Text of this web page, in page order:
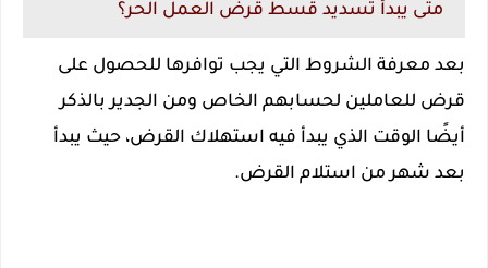
متى يبدأ تسديد قسط قرض العمل الحر؟
بعد معرفة الشروط التي يجب توافرها للحصول على
قرض للعاملين لحسابهم الخاص ومن الجدير بالذكر
أيضًا الوقت الذي يبدأ فيه استهلاك القرض، حيث يبدأ
بعد شهر من استلام القرض.